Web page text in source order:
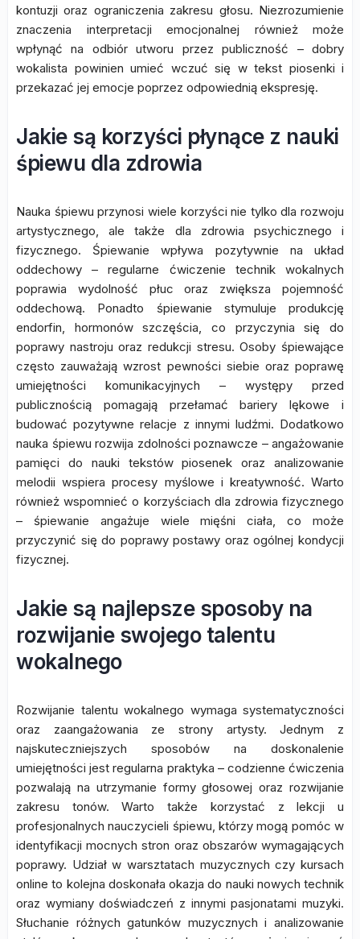
kontuzji oraz ograniczenia zakresu głosu. Niezrozumienie
znaczenia interpretacji emocjonalnej również może
wpłynąć na odbiór utworu przez publiczność – dobry
wokalista powinien umieć wczuć się w tekst piosenki i
przekazać jej emocje poprzez odpowiednią ekspresję.
Jakie są korzyści płynące z nauki
śpiewu dla zdrowia
Nauka śpiewu przynosi wiele korzyści nie tylko dla rozwoju
artystycznego, ale także dla zdrowia psychicznego i
fizycznego. Śpiewanie wpływa pozytywnie na układ
oddechowy – regularne ćwiczenie technik wokalnych
poprawia wydolność płuc oraz zwiększa pojemność
oddechową. Ponadto śpiewanie stymuluje produkcję
endorfin, hormonów szczęścia, co przyczynia się do
poprawy nastroju oraz redukcji stresu. Osoby śpiewające
często zauważają wzrost pewności siebie oraz poprawę
umiejętności komunikacyjnych – występy przed
publicznością pomagają przełamać bariery lękowe i
budować pozytywne relacje z innymi ludźmi. Dodatkowo
nauka śpiewu rozwija zdolności poznawcze – angażowanie
pamięci do nauki tekstów piosenek oraz analizowanie
melodii wspiera procesy myślowe i kreatywność. Warto
również wspomnieć o korzyściach dla zdrowia fizycznego
– śpiewanie angażuje wiele mięśni ciała, co może
przyczynić się do poprawy postawy oraz ogólnej kondycji
fizycznej.
Jakie są najlepsze sposoby na
rozwijanie swojego talentu
wokalnego
Rozwijanie talentu wokalnego wymaga systematyczności
oraz zaangażowania ze strony artysty. Jednym z
najskuteczniejszych sposobów na doskonalenie
umiejętności jest regularna praktyka – codzienne ćwiczenia
pozwalają na utrzymanie formy głosowej oraz rozwijanie
zakresu tonów. Warto także korzystać z lekcji u
profesjonalnych nauczycieli śpiewu, którzy mogą pomóc w
identyfikacji mocnych stron oraz obszarów wymagających
poprawy. Udział w warsztatach muzycznych czy kursach
online to kolejna doskonała okazja do nauki nowych technik
oraz wymiany doświadczeń z innymi pasjonatami muzyki.
Słuchanie różnych gatunków muzycznych i analizowanie